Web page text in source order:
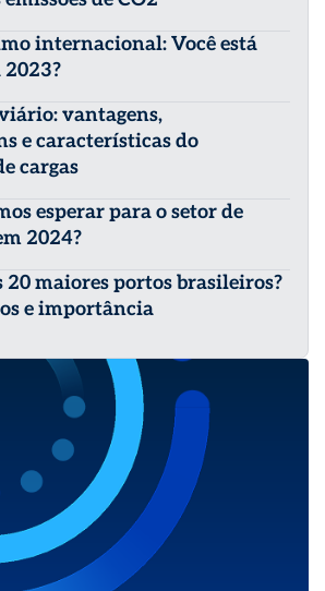
internacional: Você está
vantagens,
e características do
cargas
esperar para o setor de
2024?
20 maiores portos brasileiros?
e importância